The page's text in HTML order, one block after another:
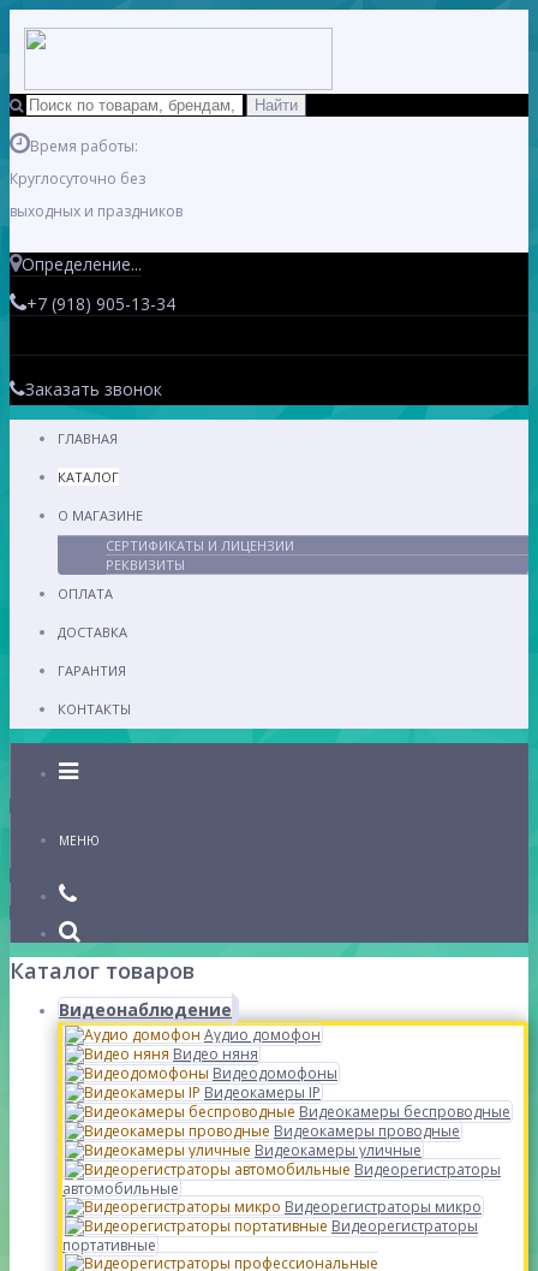
Время работы:
Круглосуточно без
выходных и праздников
Определение...
+7 (918) 905-13-34
Заказать звонок
ГЛАВНАЯ
КАТАЛОГ
О МАГАЗИНЕ
СЕРТИФИКАТЫ И ЛИЦЕНЗИИ
РЕКВИЗИТЫ
ОПЛАТА
ДОСТАВКА
ГАРАНТИЯ
КОНТАКТЫ
Каталог
МЕНЮ
Каталог товаров
Видеонаблюдение
Аудио домофон
Видео няня
Видеодомофоны
Видеокамеры IP
Видеокамеры беспроводные
Видеокамеры проводные
Видеокамеры уличные
Видеорегистраторы
автомобильные
Видеорегистраторы микро
Видеорегистраторы
портативные